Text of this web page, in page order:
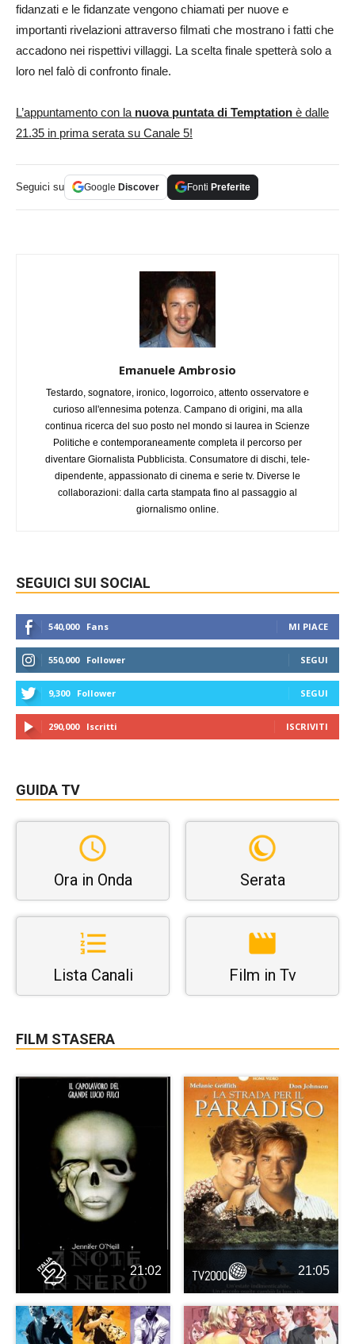
fidanzati e le fidanzate vengono chiamati per nuove e
importanti rivelazioni attraverso filmati che mostrano i fatti che
accadono nei rispettivi villaggi. La scelta finale spetterà solo a
loro nel falò di confronto finale.
L’appuntamento con la nuova puntata di Temptation è dalle
21.35 in prima serata su Canale 5!
Seguici su Google Discover Fonti Preferite
Emanuele Ambrosio
Testardo, sognatore, ironico, logorroico, attento osservatore e
curioso all'ennesima potenza. Campano di origini, ma alla
continua ricerca del suo posto nel mondo si laurea in Scienze
Politiche e contemporaneamente completa il percorso per
diventare Giornalista Pubblicista. Consumatore di dischi, tele-
dipendente, appassionato di cinema e serie tv. Diverse le
collaborazioni: dalla carta stampata fino al passaggio al
giornalismo online.
SEGUICI SUI SOCIAL
540,000 Fans MI PIACE
550,000 Follower SEGUI
9,300 Follower SEGUI
290,000 Iscritti ISCRIVITI
GUIDA TV
Ora in Onda Serata
Lista Canali Film in Tv
FILM STASERA
21:02 21:05